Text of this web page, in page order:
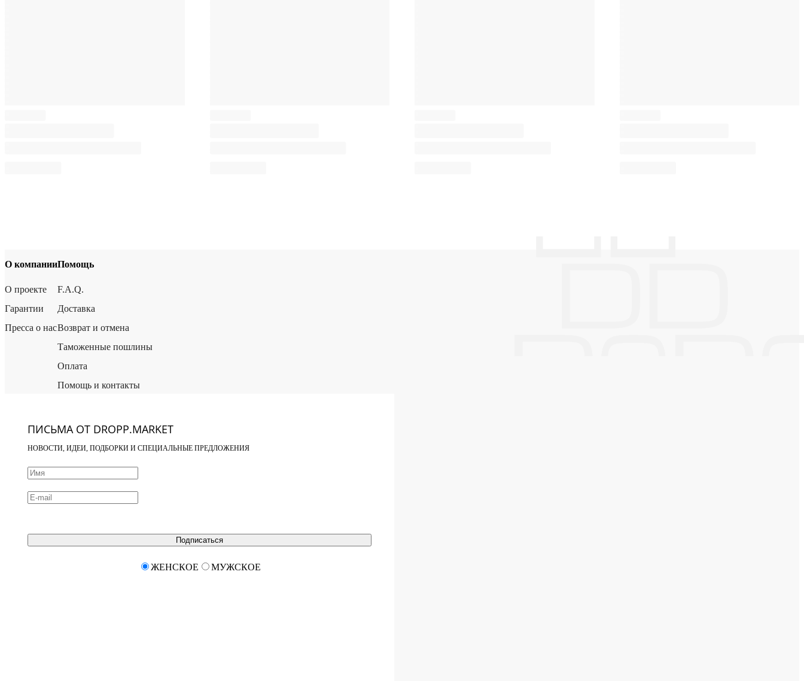
О компании
О проекте
Гарантии
Пресса о нас
Помощь
F.A.Q.
Доставка
Возврат и отмена
Таможенные пошлины
Оплата
Помощь и контакты
ПИСЬМА ОТ DROPP.MARKET
НОВОСТИ, ИДЕИ, ПОДБОРКИ И СПЕЦИАЛЬНЫЕ ПРЕДЛОЖЕНИЯ
Подписаться
ЖЕНСКОЕ МУЖСКОЕ